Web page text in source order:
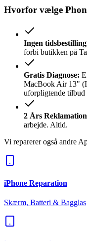
Hvorfor vælge
Ingen
forbi butikken på
Gratis Diagnose:
MacBook Air 13"
uforpligtende
2 Års
arbejde. Altid.
Vi reparerer også andre
iPhone Reparation
Skærm, Batteri & Bagglas